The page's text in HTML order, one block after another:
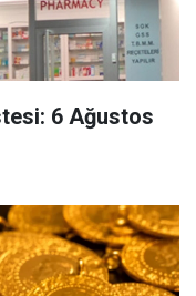
6 Ağustos